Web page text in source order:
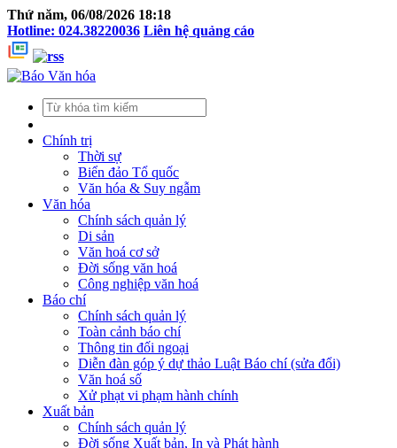
Thứ năm, 06/08/2026 18:18
Hotline: 024.38220036 Liên hệ quảng cáo
Chính trị
Thời sự
Biển đảo Tổ quốc
Văn hóa & Suy ngẫm
Văn hóa
Chính sách quản lý
Di sản
Văn hoá cơ sở
Đời sống văn hoá
Công nghiệp văn hoá
Báo chí
Chính sách quản lý
Toàn cảnh báo chí
Thông tin đối ngoại
Diễn đàn góp ý dự thảo Luật Báo chí (sửa đổi)
Văn hoá số
Xử phạt vi phạm hành chính
Xuất bản
Chính sách quản lý
Đời sống Xuất bản, In và Phát hành